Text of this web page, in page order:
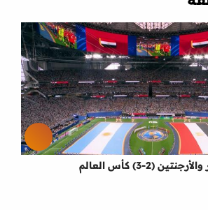
(2-3) كأس العالم